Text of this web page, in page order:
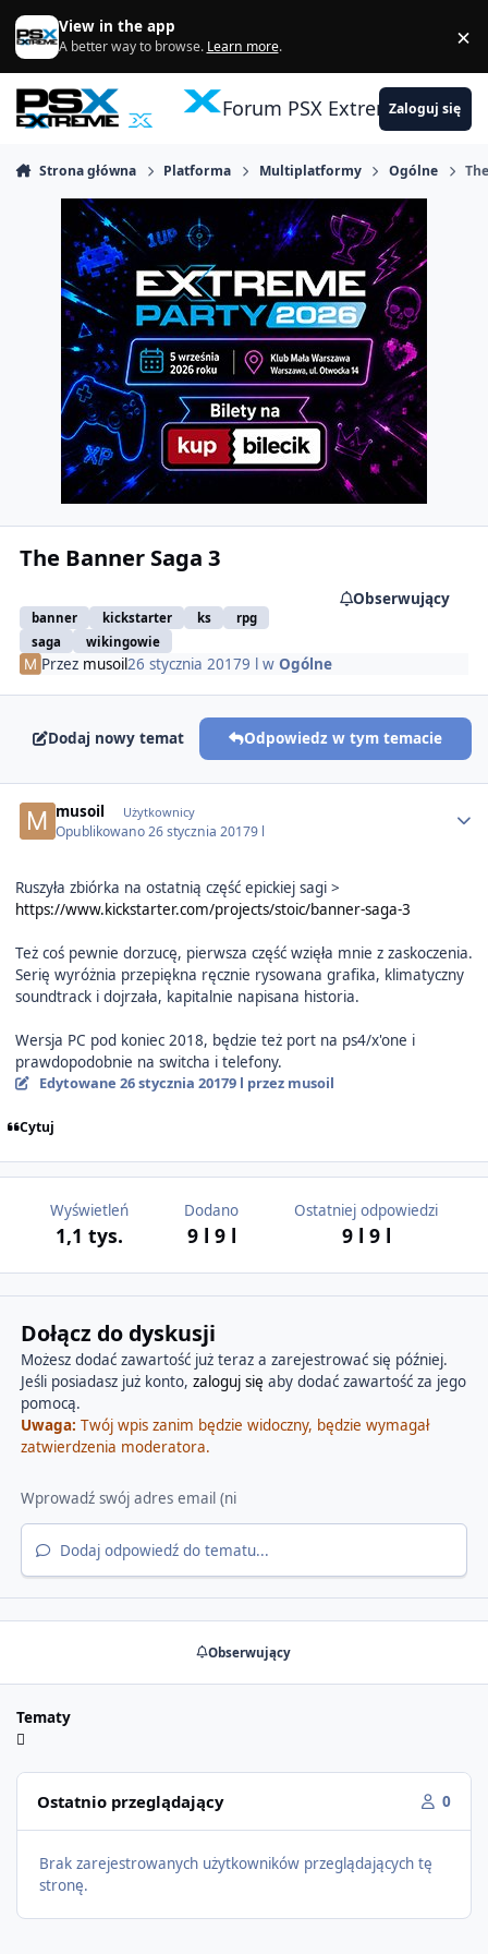
Skocz do zawartości
View in the app
A better way to browse. Learn more. ×
Forum PSX ExtremeZaloguj się
Strona główna Platforma Multiplatformy Ogólne
The Banner Saga 3
banner kickstarter ks
rpg
saga
wikingowie
Obserwujący
Przez musoil26 stycznia 20179 l w Ogólne
Dodaj nowy temat Odpowiedz w tym temacie
musoil Użytkownicy
Opublikowano26 stycznia 20179 l
Ruszyła zbiórka na ostatnią część epickiej sagi >
https://www.kickstarter.com/projects/stoic/banner-saga-3
Też coś pewnie dorzucę, pierwsza część wzięła mnie z zaskoczenia.
Serię wyróżnia przepiękna ręcznie rysowana grafika, klimatyczny
soundtrack i dojrzała, kapitalnie napisana historia.
Wersja PC pod koniec 2018, będzie też port na ps4/x'one i
prawdopodobnie na switcha i telefony.
Edytowane 26 stycznia 20179 l przez musoil
Cytuj
Wyświetleń
1,1 tys.
Dodano
9 l 9 l
Ostatniej odpowiedzi
9 l 9 l
Dołącz do dyskusji
Możesz dodać zawartość już teraz a zarejestrować się później.
Jeśli posiadasz już konto, zaloguj się aby dodać zawartość za jego
pomocą.
Uwaga: Twój wpis zanim będzie widoczny, będzie wymagał
zatwierdzenia moderatora.
Dodaj odpowiedź do tematu...
Obserwujący
Tematy
Ostatnio przeglądający 0
Brak zarejestrowanych użytkowników przeglądających tę
stronę.